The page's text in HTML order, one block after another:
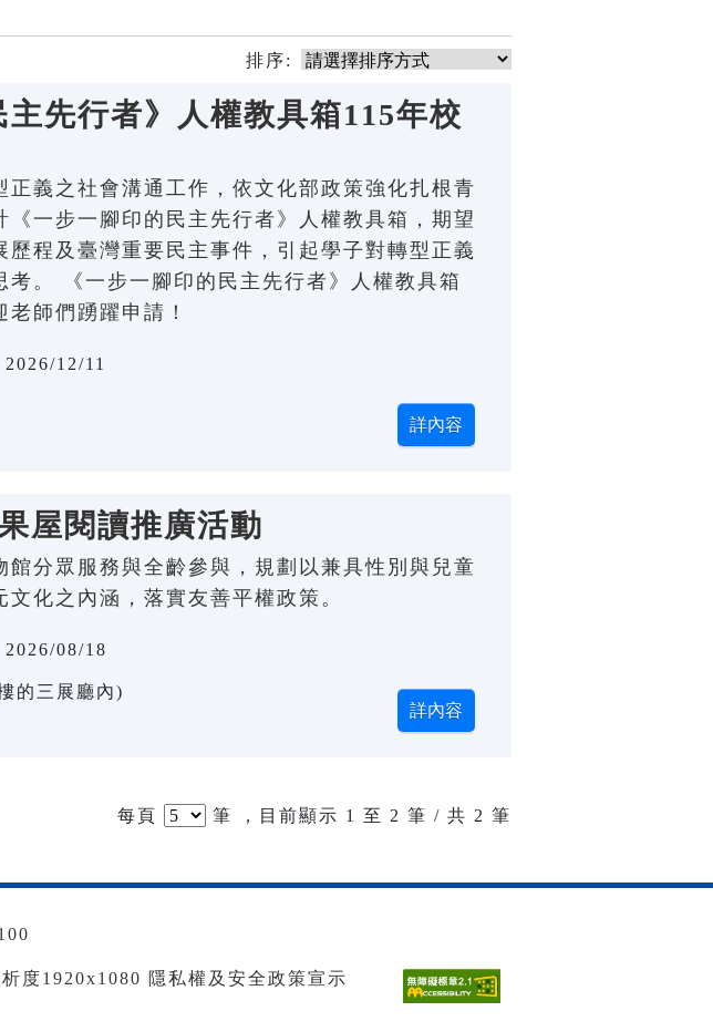
排序:
主先行者》人權教具箱115年校
正義之社會溝通工作，依文化部政策強化扎根青
《一步一腳印的民主先行者》人權教具箱，期望
程及臺灣重要民主事件，引起學子對轉型正義
考。 《一步一腳印的民主先行者》人權教具箱
師們踴躍申請！
12/11
屋閱讀推廣活動
館分眾服務與全齡參與，規劃以兼具性別與兒童
化之內涵，落實友善平權政策。
08/18
的三展廳內)
每頁 筆 ，目前顯示 1 至 2 筆 / 共 2 筆
度1920x1080 隱私權及安全政策宣示